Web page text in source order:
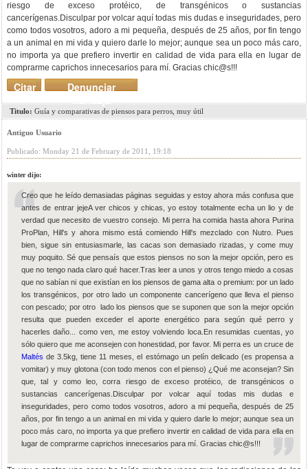
riesgo de exceso protéico, de transgénicos o sustancias
cancerígenas.Disculpar por volcar aquí todas mis dudas e inseguridades, pero
como todos vosotros, adoro a mi pequeña, después de 25 años, por fin tengo
a un animal en mi vida y quiero darle lo mejor; aunque sea un poco más caro,
no importa ya que prefiero invertir en calidad de vida para ella en lugar de
comprarme caprichos innecesarios para mí. Gracias chic@s!!!
Denunciar
mensaje
Citar
Titulo: Guía y comparativas de piensos para perros, muy útil
Antiguo Usuario
Publicado: Monday 21 de February de 2011, 19:18
winter dijo:
Creo que he leído demasiadas páginas seguidas y estoy ahora más confusa que
antes de entrar jejeA ver chicos y chicas, yo estoy totalmente echa un lio y de
verdad que necesito de vuestro consejo. Mi perra ha comida hasta ahora Purina
ProPlan, Hill's y ahora mismo está comiendo Hill's mezclado con Nutro. Pues
bien, sigue sin entusiasmarle, las cacas son demasiado rizadas, y come muy
muy poquito. Sé que pensaís que estos piensos no son la mejor opción, pero es
que no tengo nada claro qué hacer.Tras leer a unos y otros tengo miedo a cosas
que no sabían ni que existían en los piensos de gama alta o premium: por un lado
los transgénicos, por otro lado un componente cancerígeno que lleva el pienso
con pescado; por otro lado los piensos que se suponen que son la mejor opción
resulta que pueden exceder el aporte energético para según qué perro y
hacerles daño... como ven, me estoy volviendo loca.En resumidas cuentas, yo
sólo quiero que me aconsejen con honestidad, por favor. Mi perra es un cruce de
Maltés de 3.5kg, tiene 11 meses, el estómago un pelín delicado (es propensa a
vomitar) y muy glotona (con todo menos con el pienso) ¿Qué me aconsejan? Sin
que, tal y como leo, corra riesgo de exceso protéico, de transgénicos o
sustancias cancerígenas.Disculpar por volcar aquí todas mis dudas e
inseguridades, pero como todos vosotros, adoro a mi pequeña, después de 25
años, por fin tengo a un animal en mi vida y quiero darle lo mejor; aunque sea un
poco más caro, no importa ya que prefiero invertir en calidad de vida para ella en
lugar de comprarme caprichos innecesarios para mí. Gracias chic@s!!!